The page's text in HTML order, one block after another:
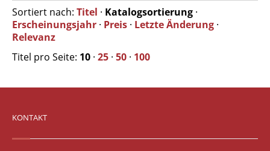
Sortiert nach: Titel · Katalogsortierung ·
Erscheinungsjahr · Preis · Letzte Änderung ·
Relevanz
Titel pro Seite: 10 · 25 · 50 · 100
KONTAKT